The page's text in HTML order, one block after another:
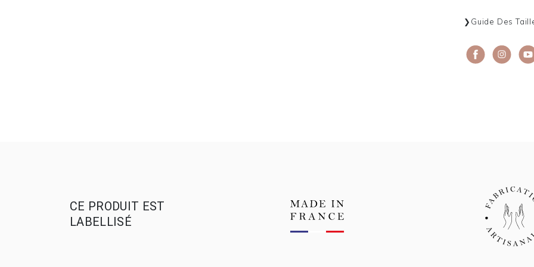
Guide Des
CE PRODUIT EST
LABELLISÉ